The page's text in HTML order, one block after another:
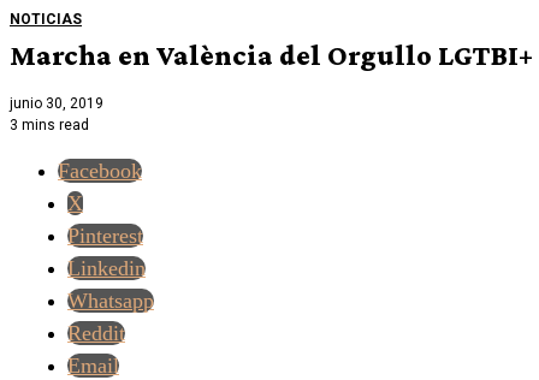
NOTICIAS
Marcha en València del Orgullo
junio 30, 2019
3 mins read
Facebook
X
Pinterest
Linkedin
Whatsapp
Reddit
Email